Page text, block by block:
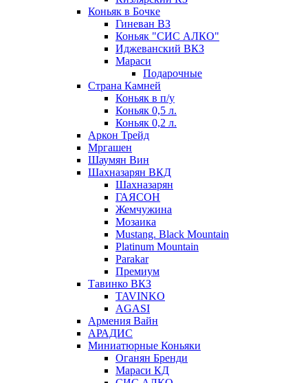
Коньяк в Бочке
Гиневан ВЗ
Коньяк "СИС АЛКО"
Иджеванский ВКЗ
Мараси
Подарочные
Страна Камней
Коньяк в п/у
Коньяк 0,5 л.
Коньяк 0,2 л.
Аркон Трейд
Мргашен
Шаумян Вин
Шахназарян ВКД
Шахназарян
ГАЯСОН
Жемчужина
Мозаика
Mustang. Black Mountain
Platinum Mountain
Parakar
Премиум
Тавинко ВКЗ
TAVINKO
AGASI
Армения Вайн
АРАДИС
Миниатюрные Коньяки
Оганян Бренди
Мараси КД